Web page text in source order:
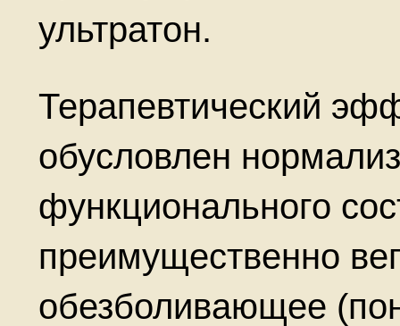
ультратон.
Терапевтический
обусловлен
функционального
преимущественно
обезболивающее